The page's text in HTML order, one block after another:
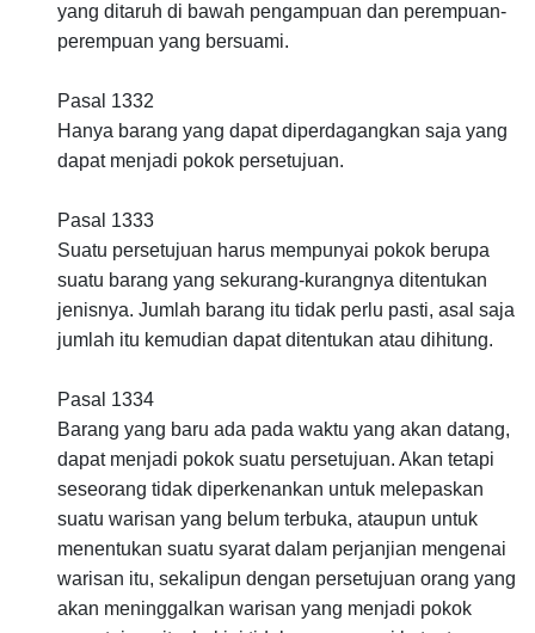
yang ditaruh di bawah pengampuan dan perempuan-
perempuan yang bersuami.
Pasal 1332
Hanya barang yang dapat diperdagangkan saja yang
dapat menjadi pokok persetujuan.
Pasal 1333
Suatu persetujuan harus mempunyai pokok berupa
suatu barang yang sekurang-kurangnya ditentukan
jenisnya. Jumlah barang itu tidak perlu pasti, asal saja
jumlah itu kemudian dapat ditentukan atau dihitung.
Pasal 1334
Barang yang baru ada pada waktu yang akan datang,
dapat menjadi pokok suatu persetujuan. Akan tetapi
seseorang tidak diperkenankan untuk melepaskan
suatu warisan yang belum terbuka, ataupun untuk
menentukan suatu syarat dalam perjanjian mengenai
warisan itu, sekalipun dengan persetujuan orang yang
akan meninggalkan warisan yang menjadi pokok